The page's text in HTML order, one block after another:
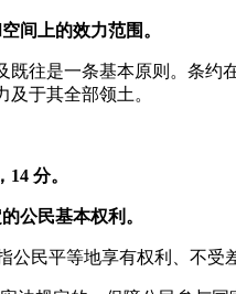
上的效力范围。
是一条基本原则。条约
于其全部领土。
分。
公民基本权利。
民平等地享有权利、不受